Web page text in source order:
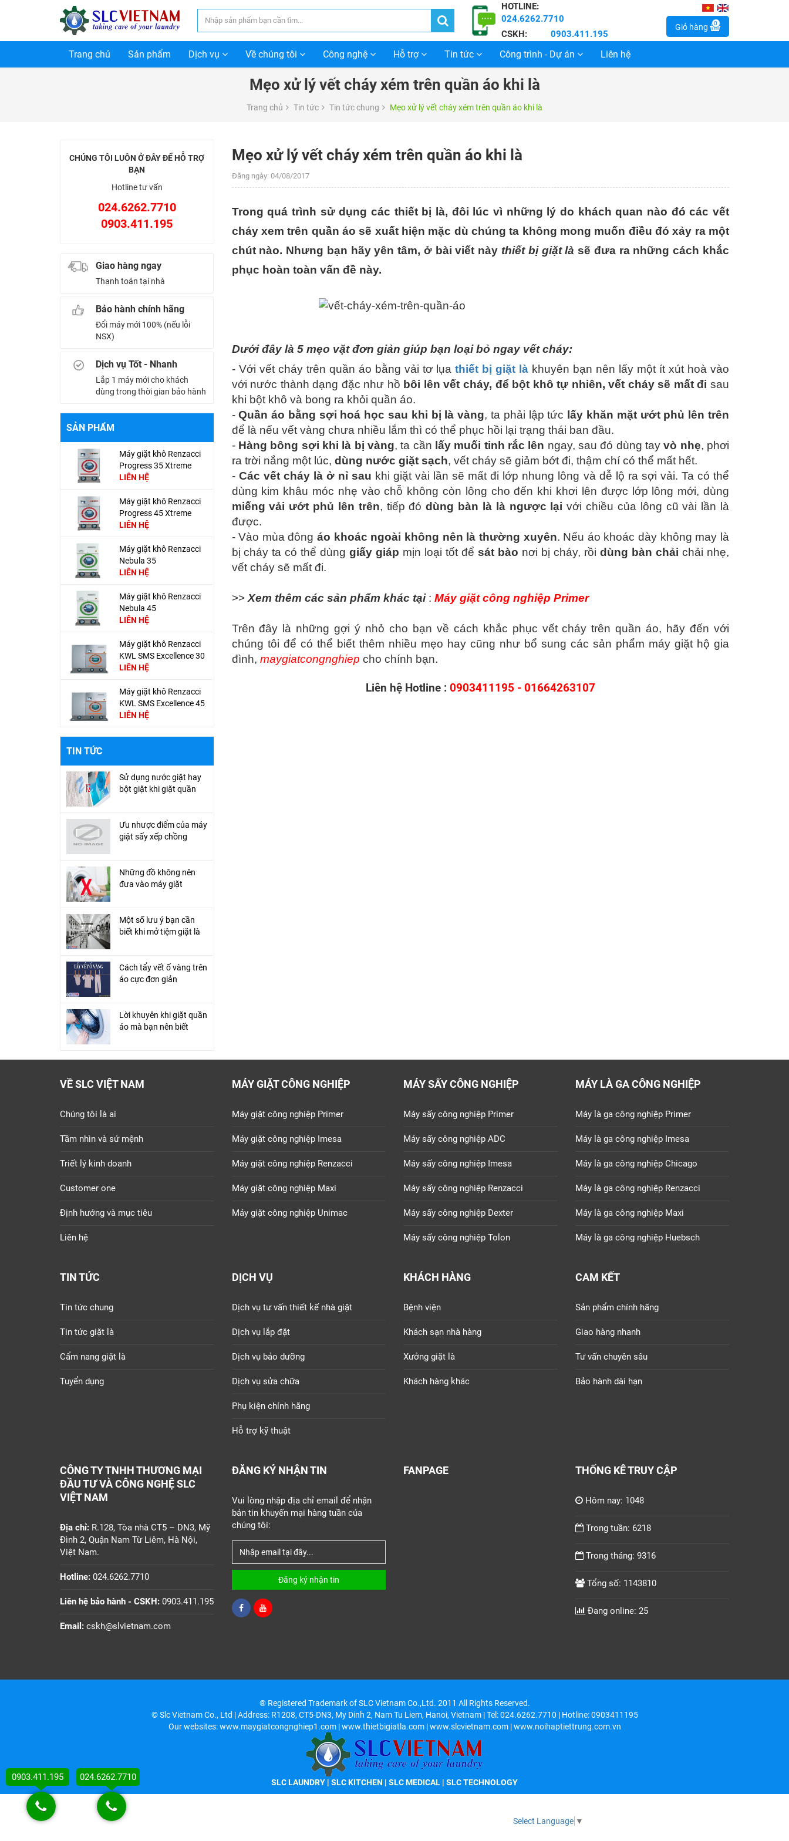
HOTLINE:
024.6262.7710
CSKH:
0903.411.195
Giỏ hàng 0
Trang chủ Sản phẩm Dịch vụ Về chúng tôi Công nghệ Hỗ trợ Tin tức Công trình - Dự án Liên hệ
Trang chủ Tin tức Tin tức chung Mẹo xử lý vết cháy xém trên quần áo khi là
Mẹo xử lý vết cháy xém trên quần áo khi là
CHÚNG TÔI LUÔN Ở ĐÂY ĐỂ HỖ TRỢ
BẠN
Hotline tư vấn
024.6262.7710
0903.411.195
Giao hàng ngay
Thanh toán tại nhà
Bảo hành chính hãng
Đổi máy mới 100% (nếu lỗi
NSX)
Dịch vụ Tốt - Nhanh
Lắp 1 máy mới cho khách
dùng trong thời gian bảo hành
SẢN PHẨM
Máy giặt khô Renzacci
Progress 35 Xtreme
Club
LIÊN HỆ
Máy giặt khô Renzacci
Progress 45 Xtreme
Club
LIÊN HỆ
Máy giặt khô Renzacci
Nebula 35
LIÊN HỆ
Máy giặt khô Renzacci
Nebula 45
LIÊN HỆ
Máy giặt khô Renzacci
KWL SMS Excellence 30
LIÊN HỆ
Máy giặt khô Renzacci
KWL SMS Excellence 45
LIÊN HỆ
TIN TỨC
Sử dụng nước giặt hay
bột giặt khi giặt quần
Ưu nhược điểm của máy
giặt sấy xếp chồng
Những đồ không nên
đưa vào máy giặt
Một số lưu ý bạn cần
biết khi mở tiệm giặt là
Cách tẩy vết ố vàng trên
áo cực đơn giản
Lời khuyên khi giặt quần
áo mà bạn nên biết
Mẹo xử lý vết cháy xém trên quần áo khi là
Đăng ngày: 04/08/2017
Trong quá trình sử dụng các thiết bị là, đôi lúc vì những lý do khách quan nào đó các vết
cháy xem trên quần áo sẽ xuất hiện mặc dù chúng ta không mong muốn điều đó xảy ra một
chút nào. Nhưng bạn hãy yên tâm, ở bài viết này thiết bị giặt là sẽ đưa ra những cách khắc
phục hoàn toàn vấn đề này.
Dưới đây là 5 mẹo vặt đơn giản giúp bạn loại bỏ ngay vết cháy:
- Với vết cháy trên quần áo bằng vải tơ lụa thiết bị giặt làkhuyên bạn nên lấy một ít xút hoà vào
với nước thành dạng đặc như hồ bôi lên vết cháy, để bột khô tự nhiên, vết cháy sẽ mất đi sau
khi bột khô và bong ra khỏi quần áo.
-Quần áo bằng sợi hoá học sau khi bị là vàng, ta phải lập tức lấy khăn mặt ướt phủ lên trên
để là nếu vết vàng chưa nhiều lắm thì có thể phục hồi lại trạng thái ban đầu.
- Hàng bông sợi khi là bị vàng, ta cần lấy muối tinh rắc lên ngay, sau đó dùng tayvò nhẹ, phơi
ra trời nắng một lúc, dùng nước giặt sạch, vết cháy sẽ giảm bớt đi, thậm chí có thể mất hết.
- Các vết cháy là ở nỉ sau khi giặt vài lần sẽ mất đi lớp nhung lông và dễ lộ ra sợi vải. Ta có thể
dùng kim khâu móc nhẹ vào chỗ không còn lông cho đến khi khơi lên được lớp lông mới, dùng
miếng vải ướt phủ lên trên, tiếp đódùng bàn là là ngược lại với chiều của lông cũ vài lần là
được.
- Vào mùa đôngáo khoác ngoài không nên là thường xuyên. Nếu áo khoác dày không may là
bị cháy ta có thể dùnggiấy giáp mịn loại tốt đểsát bào nơi bị cháy, rồidùng bàn chải chải nhẹ,
vết cháy sẽ mất đi.
>> Xem thêm các sản phẩm khác tại: Máy giặt công nghiệp Primer
Trên đây là những gợi ý nhỏ cho bạn về cách khắc phục vết cháy trên quần áo, hãy đến với
chúng tôi để có thể biết thêm nhiều mẹo hay cũng như bổ sung các sản phẩm máy giặt hộ gia
đình, maygiatcongnghiep cho chính bạn.
Liên hệ Hotline : 0903411195 - 01664263107
VỀ SLC VIỆT NAM
Chúng tôi là ai
Tầm nhìn và sứ mệnh
Triết lý kinh doanh
Customer one
Định hướng và mục tiêu
Liên hệ
MÁY GIẶT CÔNG NGHIỆP
Máy giặt công nghiệp Primer
Máy giặt công nghiệp Imesa
Máy giặt công nghiệp Renzacci
Máy giặt công nghiệp Maxi
Máy giặt công nghiệp Unimac
MÁY SẤY CÔNG NGHIỆP
Máy sấy công nghiệp Primer
Máy sấy công nghiệp ADC
Máy sấy công nghiệp Imesa
Máy sấy công nghiệp Renzacci
Máy sấy công nghiệp Dexter
Máy sấy công nghiệp Tolon
MÁY LÀ GA CÔNG NGHIỆP
Máy là ga công nghiệp Primer
Máy là ga công nghiệp Imesa
Máy là ga công nghiệp Chicago
Máy là ga công nghiệp Renzacci
Máy là ga công nghiệp Maxi
Máy là ga công nghiệp Huebsch
TIN TỨC
Tin tức chung
Tin tức giặt là
Cẩm nang giặt là
Tuyển dụng
DỊCH VỤ
Dịch vụ tư vấn thiết kế nhà giặt
Dịch vụ lắp đặt
Dịch vụ bảo dưỡng
Dịch vụ sửa chữa
Phụ kiện chính hãng
Hỗ trợ kỹ thuật
KHÁCH HÀNG
Bệnh viện
Khách sạn nhà hàng
Xưởng giặt là
Khách hàng khác
CAM KẾT
Sản phẩm chính hãng
Giao hàng nhanh
Tư vấn chuyên sâu
Bảo hành dài hạn
CÔNG TY TNHH THƯƠNG MẠI
ĐẦU TƯ VÀ CÔNG NGHỆ SLC
VIỆT NAM
Địa chỉ: R.128, Tòa nhà CT5 – DN3, Mỹ
Đình 2, Quận Nam Từ Liêm, Hà Nội,
Việt Nam.
Hotline: 024.6262.7710
Liên hệ bảo hành - CSKH: 0903.411.195
Email: cskh@slvietnam.com
ĐĂNG KÝ NHẬN TIN
Vui lòng nhập địa chỉ email để nhận
bản tin khuyến mại hàng tuần của
chúng tôi:
Đăng ký nhận tin
FANPAGE THỐNG KÊ TRUY CẬP
Hôm nay: 1048
Trong tuần: 6218
Trong tháng: 9316
Tổng số: 1143810
Đang online: 25
® Registered Trademark of SLC Vietnam Co.,Ltd. 2011 All Rights Reserved.
© Slc Vietnam Co., Ltd | Address: R1208, CT5-DN3, My Dinh 2, Nam Tu Liem, Hanoi, Vietnam | Tel: 024.6262.7710 | Hotline: 0903411195
Our websites: www.maygiatcongnghiep1.com | www.thietbigiatla.com | www.slcvietnam.com | www.noihaptiettrung.com.vn
SLC LAUNDRY | SLC KITCHEN | SLC MEDICAL | SLC TECHNOLOGY
0903.411.195 024.6262.7710
Select Language ▼